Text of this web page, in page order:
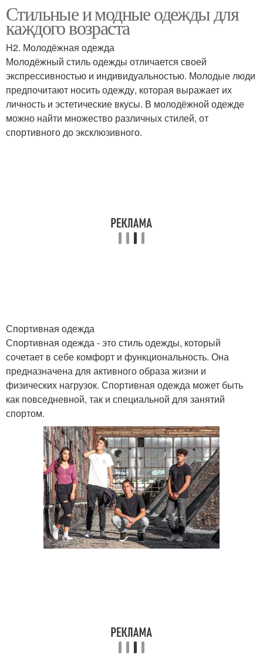
Модные тренды
Стильные и модные одежды для
каждого возраста
H2. Молодёжная одежда
Молодёжный стиль одежды отличается своей
экспрессивностью и индивидуальностью. Молодые люди
предпочитают носить одежду, которая выражает их
личность и эстетические вкусы. В молодёжной одежде
можно найти множество различных стилей, от
спортивного до эксклюзивного.
Спортивная одежда
Спортивная одежда - это стиль одежды, который
сочетает в себе комфорт и функциональность. Она
предназначена для активного образа жизни и
физических нагрузок. Спортивная одежда может быть
как повседневной, так и специальной для занятий
спортом.